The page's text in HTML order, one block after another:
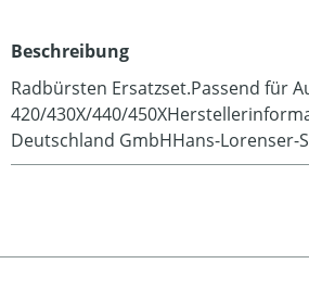
Beschreibung
Radbürsten Ersatzset.Passend für
420/430X/440/
Deutschland GmbHHans-Lorenser-